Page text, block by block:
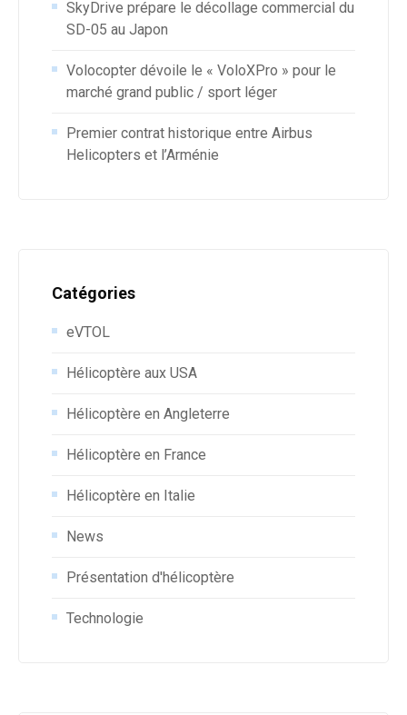
SkyDrive prépare le décollage commercial du
SD-05 au Japon
Volocopter dévoile le « VoloXPro » pour le
marché grand public / sport léger
Premier contrat historique entre Airbus
Helicopters et l’Arménie
Catégories
eVTOL
Hélicoptère aux USA
Hélicoptère en Angleterre
Hélicoptère en France
Hélicoptère en Italie
News
Présentation d'hélicoptère
Technologie